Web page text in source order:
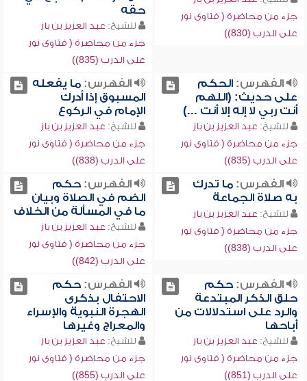
جزء من محاضرة ( فتاوى نور
على الدرب (830))
حقه
للشيخ: عبد العزيز بن باز
جزء من محاضرة ( فتاوى نور
على الدرب (835))
الفهرس:الحكم
على حديث: (اللهم
أنت ربي لا إله إلا أنت ...)
للشيخ: عبد العزيز بن باز
جزء من محاضرة ( فتاوى نور
على الدرب (835))
الفهرس:ما يفعله
المسبوق إذا أدرك
الإمام في الركوع
للشيخ: عبد العزيز بن باز
جزء من محاضرة ( فتاوى نور
على الدرب (838))
الفهرس:ما تدرك
به صلاة الجماعة
للشيخ: عبد العزيز بن باز
جزء من محاضرة ( فتاوى نور
على الدرب (838))
الفهرس:حكم
الضم في الصلاة وبيان
ما في المسألة من الخلاف
للشيخ: عبد العزيز بن باز
جزء من محاضرة ( فتاوى نور
على الدرب (842))
الفهرس:حكم
حلق الذكر المبتدعة
والرد على استدلالات من
أباحها
للشيخ: عبد العزيز بن باز
جزء من محاضرة ( فتاوى نور
على الدرب (851))
الفهرس:حكم
الاحتفال بذكرى
الهجرة النبوية والإسراء
والمعراج وغيرها
للشيخ: عبد العزيز بن باز
جزء من محاضرة ( فتاوى نور
على الدرب (855))